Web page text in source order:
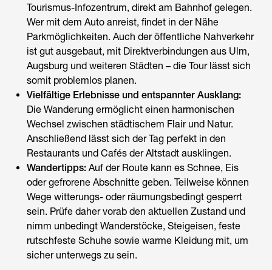
Tourismus-Infozentrum, direkt am Bahnhof gelegen.
Wer mit dem Auto anreist, findet in der Nähe
Parkmöglichkeiten. Auch der öffentliche Nahverkehr
ist gut ausgebaut, mit Direktverbindungen aus Ulm,
Augsburg und weiteren Städten – die Tour lässt sich
somit problemlos planen.
Vielfältige Erlebnisse und entspannter Ausklang:
Die Wanderung ermöglicht einen harmonischen
Wechsel zwischen städtischem Flair und Natur.
Anschließend lässt sich der Tag perfekt in den
Restaurants und Cafés der Altstadt ausklingen.
Wandertipps: Auf der Route kann es Schnee, Eis
oder gefrorene Abschnitte geben. Teilweise können
Wege witterungs- oder räumungsbedingt gesperrt
sein. Prüfe daher vorab den aktuellen Zustand und
nimm unbedingt Wanderstöcke, Steigeisen, feste
rutschfeste Schuhe sowie warme Kleidung mit, um
sicher unterwegs zu sein.